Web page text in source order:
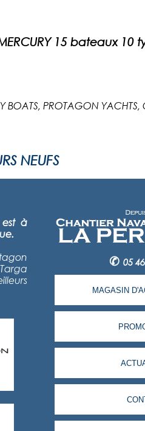
15 bateaux 10
PROTAGON YACHTS,
NEUFS
est à
✆ 05